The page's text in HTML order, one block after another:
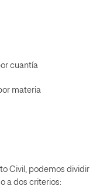
cuantía
materia
Civil, podemos dividir
a dos criterios: